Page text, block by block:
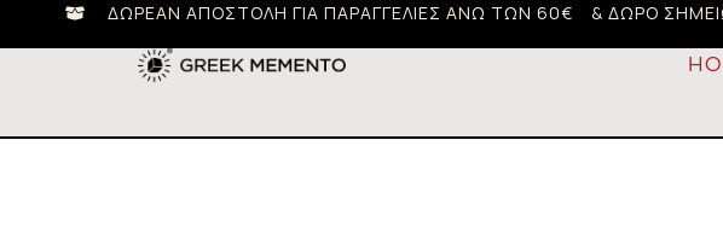
ΔΩΡΕΆΝ ΑΠΟΣΤΟΛΉ ΓΙΑ ΠΑΡΑΓΓΕΛΊΕΣ ΆΝΩ ΤΩΝ 60€ & ΔΏΡΟ